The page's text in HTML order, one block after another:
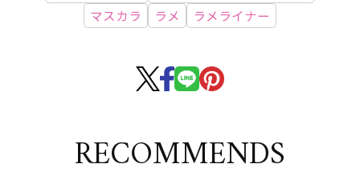
マスカラ
ラメ ラメライナー
RECOMMENDS